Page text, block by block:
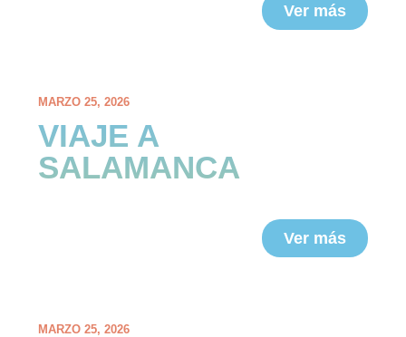
Ver más
MARZO 25, 2026
VIAJE A
SALAMANCA
Ver más
MARZO 25, 2026